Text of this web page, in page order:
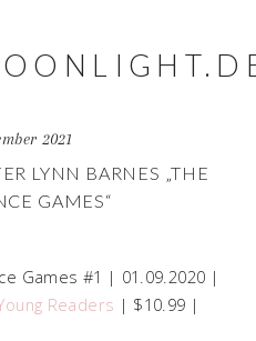
2021
LYNN BARNES „THE
GAMES“
Games #1 | 01.09.2020 |
Readers | $10.99 |